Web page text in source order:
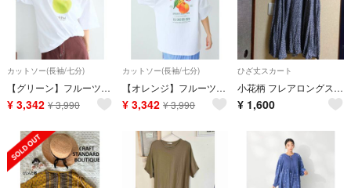
カットソー(長袖/七分)
【グリーン】フルーツロゴイラストTシャツ
¥ 3,342 ¥3,990
カットソー(長袖/七分)
【オレンジ】フルーツロゴイラストTシャツ
¥ 3,342 ¥3,990
ひざ丈スカート
小花柄 フレアロングスカート
¥ 1,600